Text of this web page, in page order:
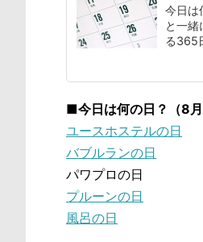
今日は
と一緒
る365
■今日は何の日？（8月
ユースホステルの日
バブルランの日
パワプロの日
プルーンの日
風呂の日